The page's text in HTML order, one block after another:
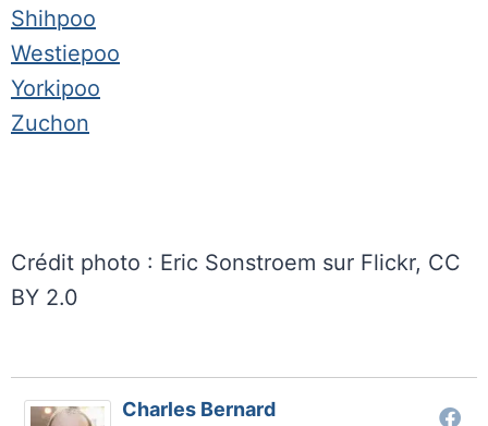
Shihpoo
Westiepoo
Yorkipoo
Zuchon
Crédit photo : Eric Sonstroem sur Flickr, CC
BY 2.0
Charles Bernard